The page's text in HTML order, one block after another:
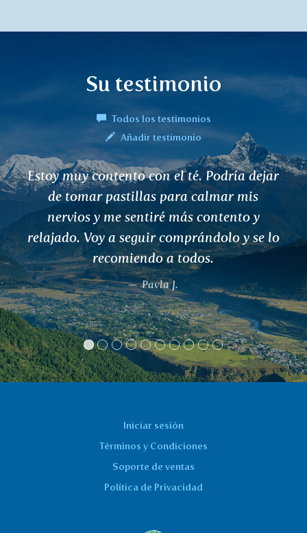
Su testimonio
Todos los testimonios
Añadir testimonio
He tenido la tensión alta. He tomado
varias pastillas que no me han ayudado.
Sólo el té de ustedes me ha devuelto a la
normalidad. ¡Máxima satisfacción!
Daniel
Iniciar sesión
Términos y Condiciones
Soporte de ventas
Política de Privacidad